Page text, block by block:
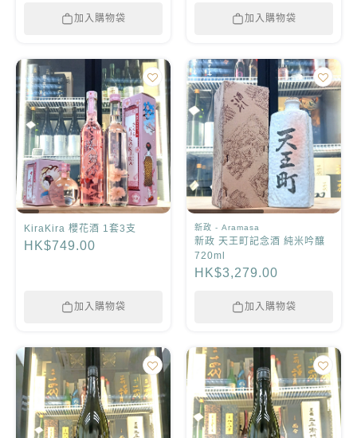
加入購物袋 加入購物袋
KiraKira 櫻花酒 1套3支
HK$749.00
加入購物袋
新政 - Aramasa
新政 天王町記念酒 純米吟釀
720ml
HK$3,279.00
加入購物袋